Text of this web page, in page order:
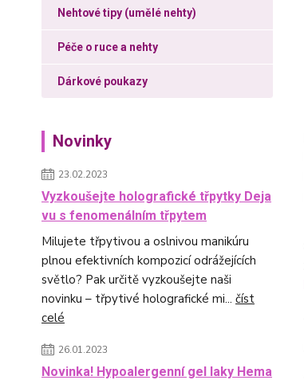
Nehtové tipy (umělé nehty)
Péče o ruce a nehty
Dárkové poukazy
Novinky
23.02.2023
Vyzkoušejte holografické třpytky Deja
vu s fenomenálním třpytem
Milujete třpytivou a oslnivou manikúru
plnou efektivních kompozicí odrážejících
světlo? Pak určitě vyzkoušejte naši
novinku – třpytivé holografické mi... číst
celé
26.01.2023
Novinka! Hypoalergenní gel laky Hema